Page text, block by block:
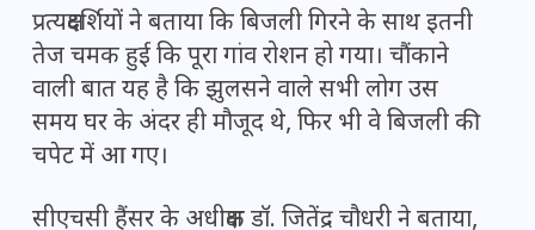
प्रत्यक्षदर्शियों ने बताया कि बिजली गिरने के साथ इतनी
तेज चमक हुई कि पूरा गांव रोशन हो गया। चौंकाने
वाली बात यह है कि झुलसने वाले सभी लोग उस
समय घर के अंदर ही मौजूद थे, फिर भी वे बिजली की
चपेट में आ गए।
सीएचसी हैंसर के अधीक्षक डॉ. जितेंद्र चौधरी ने बताया,